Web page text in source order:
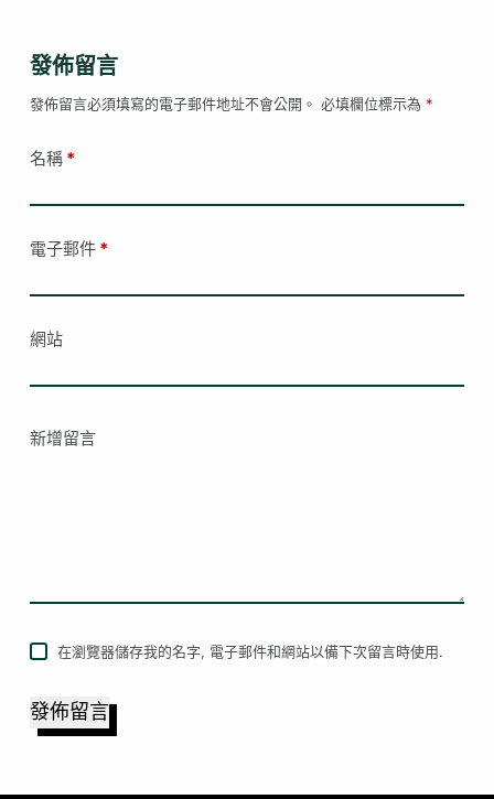
發佈留言
發佈留言必須填寫的電子郵件地址不會公開。 必填欄位標示為 *
名稱*
電子郵件*
網站
新增留言
在瀏覽器儲存我的名字, 電子郵件和網站以備下次留言時使用.
發佈留言